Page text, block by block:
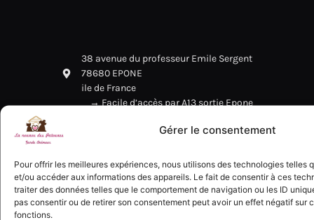
Gérer le consentement
Pour offrir les meilleures expériences, nous utilisons des technologies telles
et/ou accéder aux informations des appareils. Le fait de consentir à ces
traiter des données telles que le comportement de navigation ou les ID
pas consentir ou de retirer son consentement peut avoir un effet négatif sur
fonctions.
38 avenue du professeur Emile Sergent
78680 EPONE
ile de France
→ Facile d’accès par A13 sortie Epone
et 30 mn de Versailles
Pension pour Chiens 78